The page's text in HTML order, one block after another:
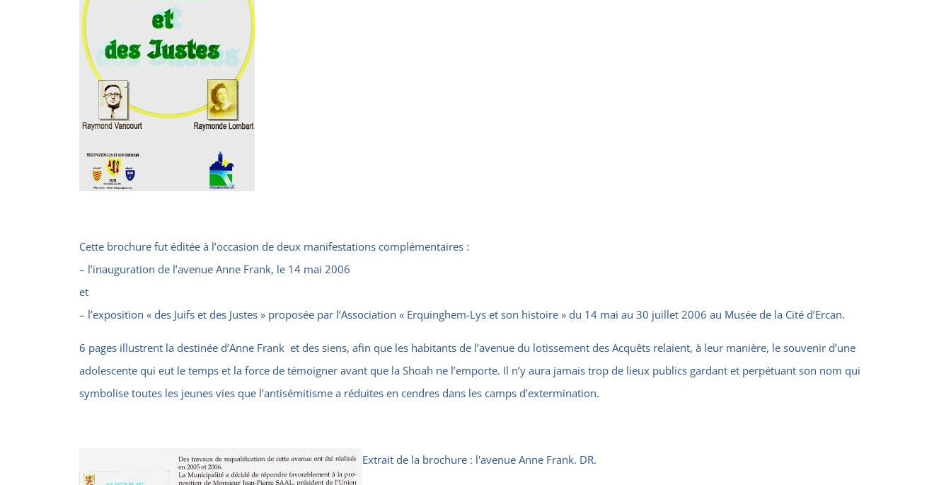
Cette brochure fut éditée à l’occasion de deux manifestations complémentaires :
– l’inauguration de l’avenue Anne Frank, le 14 mai 2006
et
– l’exposition « des Juifs et des Justes » proposée par l’Association « Erquinghem-Lys et son histoire » du 14 mai au 30 juillet 2006 au Musée de la Cité d’Ercan.
6 pages illustrent la destinée d’Anne Frank et des siens, afin que les habitants de l’avenue du lotissement des Acquêts relaient, à leur manière, le souvenir d’une
adolescente qui eut le temps et la force de témoigner avant que la Shoah ne l’emporte. Il n’y aura jamais trop de lieux publics gardant et perpétuant son nom qui
symbolise toutes les jeunes vies que l’antisémitisme a réduites en cendres dans les camps d’extermination.
Extrait de la brochure : l'avenue Anne Frank. DR.